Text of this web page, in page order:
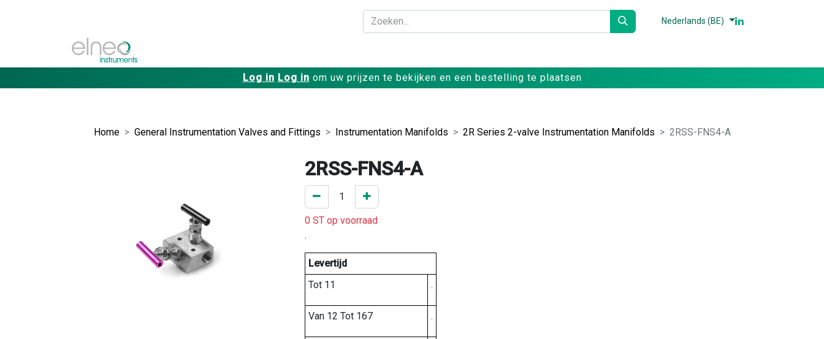
Nederlands (BE)
Log in Log in om uw prijzen te bekijken en een bestelling te plaatsen
Home General Instrumentation Valves and Fittings Instrumentation Manifolds 2R Series 2-valve Instrumentation Manifolds 2RSS-FNS4-A
2RSS-FNS4-A
0 ST op voorraad
.
Levertijd
Tot 11
.
Van 12 Tot 167 .